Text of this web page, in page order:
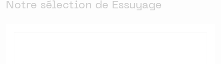
Notre sélection de Essuyage